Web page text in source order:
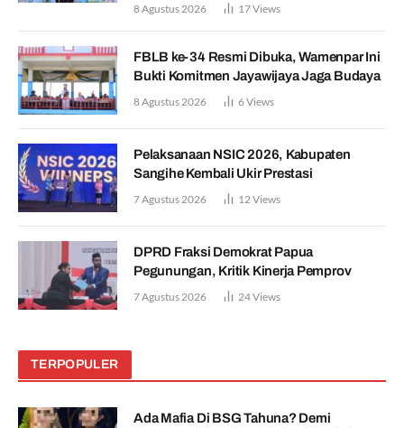
8 Agustus 2026 17Views
FBLB ke-34 Resmi Dibuka, Wamenpar Ini
Bukti Komitmen Jayawijaya Jaga Budaya
8 Agustus 2026 6Views
Pelaksanaan NSIC 2026, Kabupaten
Sangihe Kembali Ukir Prestasi
7 Agustus 2026 12 Views
DPRD Fraksi Demokrat Papua
Pegunungan, Kritik Kinerja Pemprov
7 Agustus 2026 24Views
TERPOPULER
Ada Mafia Di BSG Tahuna? Demi